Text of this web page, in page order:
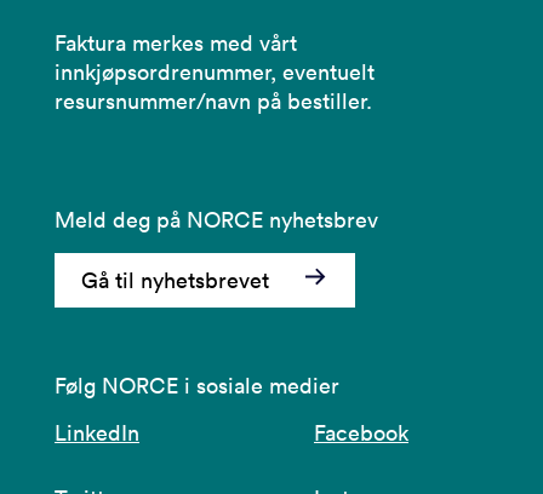
Faktura merkes med vårt
innkjøpsordrenummer, eventuelt
resursnummer/navn på bestiller.
Meld deg på NORCE nyhetsbrev
Gå til nyhetsbrevet
Følg NORCE i sosiale medier
LinkedIn
Facebook